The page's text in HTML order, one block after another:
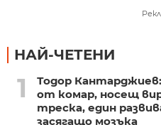
НАЙ-ЧЕТЕНИ
1
Тодор
от комар, носещ
треска, един
засягащо мозъка